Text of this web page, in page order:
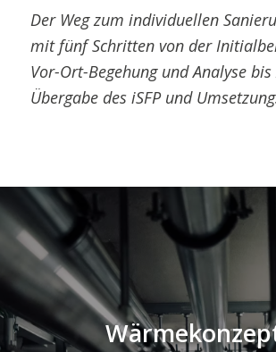
Der Weg zum individuellen
mit fünf Schritten von der
Vor-Ort-Begehung und Analyse
Übergabe des iSFP und